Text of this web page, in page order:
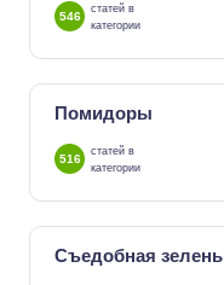
546
статей в
категории
Помидоры
516
статей в
категории
Съедобная зелень